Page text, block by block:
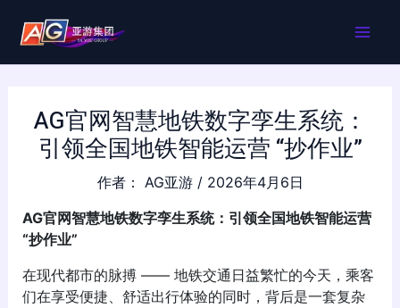
AG官网智慧地铁数字孪生系统：
引领全国地铁智能运营 “抄作业”
作者： AG亚游 / 2026年4月6日
AG官网智慧地铁数字孪生系统：引领全国地铁智能运营
“抄作业”
在现代都市的脉搏 —— 地铁交通日益繁忙的今天，乘客
们在享受便捷、舒适出行体验的同时，背后是一套复杂